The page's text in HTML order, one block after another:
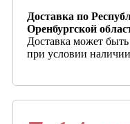
Доставка по
Оренбургской
Доставка может
при условии